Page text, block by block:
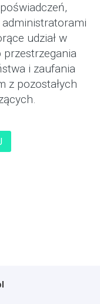
udział w
przestrzegania
i zaufania
z pozostałych